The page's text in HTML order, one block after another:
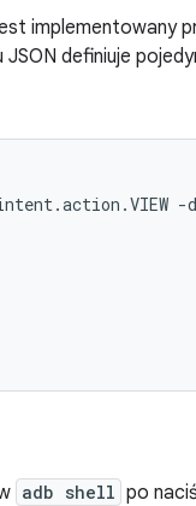
implementowany
definiuje
-
adb shell po